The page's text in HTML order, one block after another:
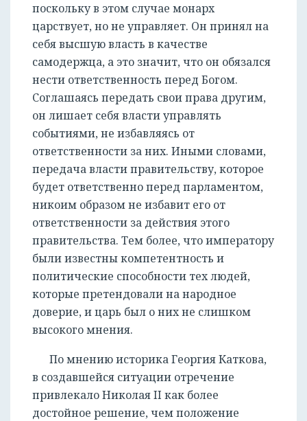
поскольку в этом случае монарх
царствует, но не управляет. Он принял на
себя высшую власть в качестве
самодержца, а это значит, что он обязался
нести ответственность перед Богом.
Соглашаясь передать свои права другим,
он лишает себя власти управлять
событиями, не избавляясь от
ответственности за них. Иными словами,
передача власти правительству, которое
будет ответственно перед парламентом,
никоим образом не избавит его от
ответственности за действия этого
правительства. Тем более, что императору
были известны компетентность и
политические способности тех людей,
которые претендовали на народное
доверие, и царь был о них не слишком
высокого мнения.
По мнению историка Георгия Каткова,
в создавшейся ситуации отречение
привлекало Николая II как более
достойное решение, чем положение